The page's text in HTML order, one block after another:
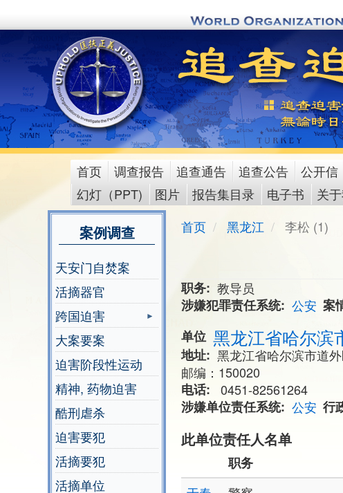
to
content
main
menu
首页 调查报告 追查通告 追查公告 公开信
幻灯（PPT)
图片 报告集目录 电子书 关
案例调查
天安门自焚案
活摘器官
跨国迫害
大案要案
迫害阶段性运动
精神, 药物迫害
酷刑虐杀
迫害要犯
活摘要犯
活摘单位
首页 黑龙江 李松 (1)
职务
教导员
涉嫌犯罪责任系统
公安 案
单位 黑龙江省哈尔滨
地址
黑龙江省哈尔滨市道
邮编：150020
电话
0451-82561264
涉嫌单位责任系统
公安 行
此单位责任人名单
职务